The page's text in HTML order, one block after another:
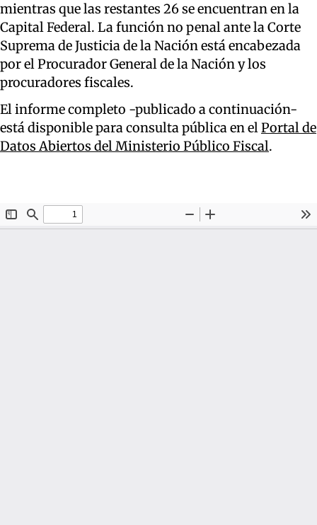
mientras que las restantes 26 se encuentran en la
Capital Federal. La función no penal ante la Corte
Suprema de Justicia de la Nación está encabezada
por el Procurador General de la Nación y los
procuradores fiscales.
El informe completo -publicado a continuación-
está disponible para consulta pública en elPortal de
Datos Abiertos del Ministerio Público Fiscal.